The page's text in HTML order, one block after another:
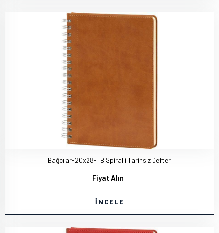
Bağcılar-20x28-TB Spiralli Tarihsiz Defter
Fiyat Alın
İNCELE